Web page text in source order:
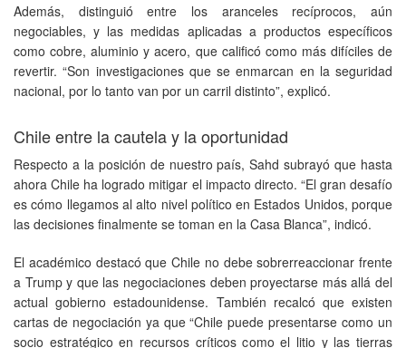
Además, distinguió entre los aranceles recíprocos, aún
negociables, y las medidas aplicadas a productos específicos
como cobre, aluminio y acero, que calificó como más difíciles de
revertir. “Son investigaciones que se enmarcan en la seguridad
nacional, por lo tanto van por un carril distinto”, explicó.
Chile entre la cautela y la oportunidad
Respecto a la posición de nuestro país, Sahd subrayó que hasta
ahora Chile ha logrado mitigar el impacto directo. “El gran desafío
es cómo llegamos al alto nivel político en Estados Unidos, porque
las decisiones finalmente se toman en la Casa Blanca”, indicó.
El académico destacó que Chile no debe sobrerreaccionar frente
a Trump y que las negociaciones deben proyectarse más allá del
actual gobierno estadounidense. También recalcó que existen
cartas de negociación ya que “Chile puede presentarse como un
socio estratégico en recursos críticos como el litio y las tierras